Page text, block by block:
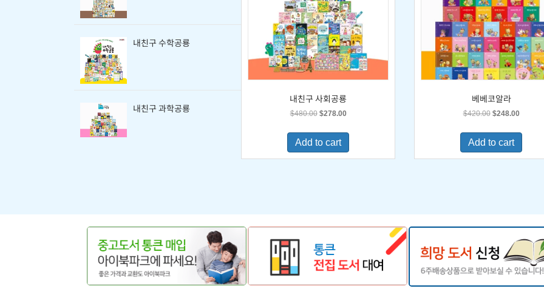
내친구 수학공룡
내친구 과학공룡
내친구 사회공룡
$480.00 Original
was:
$480.00.
$278.00Current
is:
Add to cart
베베코알라
$420.00 Original
was:
$420.00.
$248.00Current
is:
Add to cart